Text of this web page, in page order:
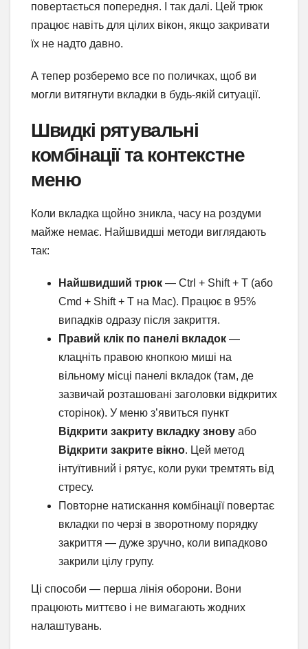
повертається попередня. І так далі. Цей трюк
працює навіть для цілих вікон, якщо закривати
їх не надто давно.
А тепер розберемо все по поличках, щоб ви
могли витягнути вкладки в будь-якій ситуації.
Швидкі рятувальні
комбінації та контекстне
меню
Коли вкладка щойно зникла, часу на роздуми
майже немає. Найшвидші методи виглядають
так:
Найшвидший трюк — Ctrl + Shift + T (або
Cmd + Shift + T на Mac). Працює в 95%
випадків одразу після закриття.
Правий клік по панелі вкладок —
клацніть правою кнопкою миші на
вільному місці панелі вкладок (там, де
зазвичай розташовані заголовки відкритих
сторінок). У меню з’явиться пункт
Відкрити закриту вкладку знову або
Відкрити закрите вікно. Цей метод
інтуїтивний і рятує, коли руки тремтять від
стресу.
Повторне натискання комбінації повертає
вкладки по черзі в зворотному порядку
закриття — дуже зручно, коли випадково
закрили цілу групу.
Ці способи — перша лінія оборони. Вони
працюють миттєво і не вимагають жодних
налаштувань.